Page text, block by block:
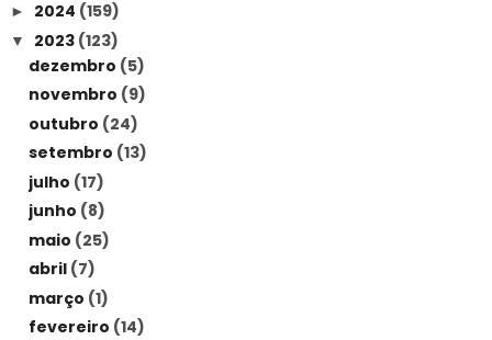
► 2024 (159)
▼ 2023 (123)
dezembro (5)
novembro (9)
outubro (24)
setembro (13)
julho (17)
junho (8)
maio (25)
abril (7)
março (1)
fevereiro (14)